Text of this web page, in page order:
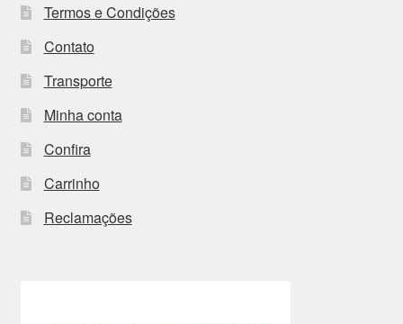
Termos e Condições
Contato
Transporte
Minha conta
Confira
Carrinho
Reclamações